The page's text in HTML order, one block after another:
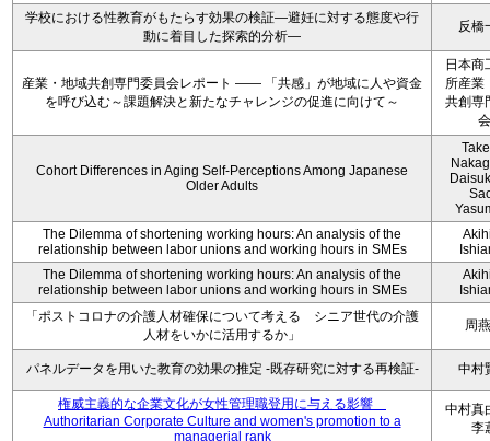
学校における性教育がもたらす効果の検証―避妊に対する態度や行
動に着目した探索的分析―
反橋
産業・地域共創専門委員会レポート ―― 「共感」が地域に人や資金
を呼び込む～課題解決と新たなチャレンジの促進に向けて～
日本商
所産業
共創専
会
Cohort Differences in Aging Self-Perceptions Among Japanese
Older Adults
The Dilemma of shortening working hours: An analysis of the
relationship between labor unions and working hours in SMEs
The Dilemma of shortening working hours: An analysis of the
relationship between labor unions and working hours in SMEs
「ポストコロナの介護人材確保について考える シニア世代の介護
人材をいかに活用するか」
周
パネルデータを用いた教育の効果の推定 -既存研究に対する再検証- 中村
権威主義的な企業文化が女性管理職登用に与える影響
Authoritarian Corporate Culture and women's promotion to a
managerial rank
中村
李